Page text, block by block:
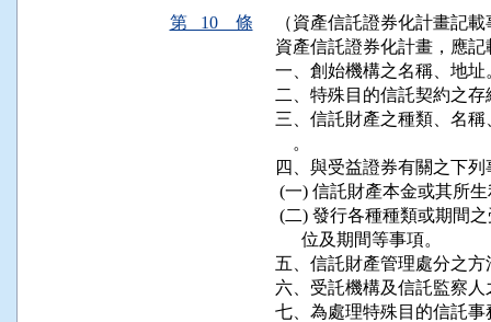
第 10 條
（資產信託證券化計畫記
資產信託證券化計畫，應
一、創始機構之名稱、地址
二、特殊目的信託契約之存
三、信託財產之種類、名
    。
四、與受益證券有關之下列
(一) 信託財產本金或其所
(二) 發行各種種類或期間
      位及期間等事項。
五、信託財產管理處分之
六、受託機構及信託監察
七、為處理特殊目的信託